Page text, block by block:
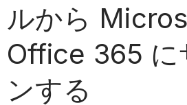
ルから
Office 365 に
ンする